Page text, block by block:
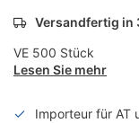
Versandfertig in
VE 500 Stück
Lesen Sie mehr
Importeur für AT